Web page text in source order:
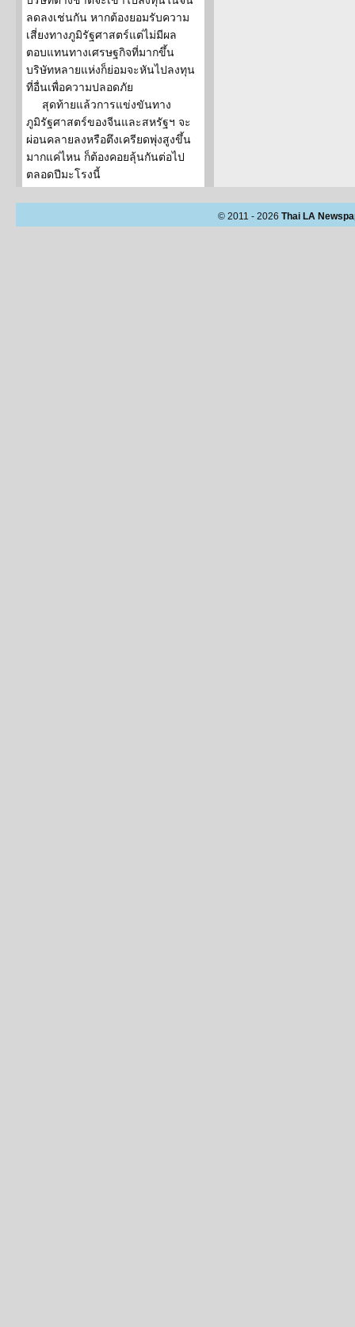
ลดลงเช่นกัน หากต้องยอมรับความ
เสี่ยงทางภูมิรัฐศาสตร์แต่ไม่มีผล
ตอบแทนทางเศรษฐกิจที่มากขึ้น
บริษัทหลายแห่งก็ย่อมจะหันไปลงทุน
ที่อื่นเพื่อความปลอดภัย
สุดท้ายแล้วการแข่งขันทาง
ภูมิรัฐศาสตร์ของจีนและสหรัฐฯ จะ
ผ่อนคลายลงหรือตึงเครียดพุ่งสูงขึ้น
มากแค่ไหน ก็ต้องคอยลุ้นกันต่อไป
ตลอดปีมะโรงนี้
© 2011 - 2026 Thai LA